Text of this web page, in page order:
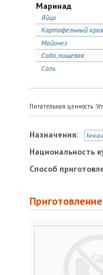
Маринад
Яйцо
Картофельный
Майонез
Сода, пищевая
Соль
Питательная ценность:
Назначения:
Национальность
Способ